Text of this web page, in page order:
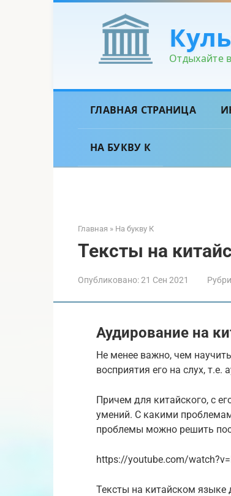
Отдыхайте
ГЛАВНАЯ СТРАНИЦА
НА БУКВУ К
Главная » На букву К
Тексты на
Опубликовано:21 Сен 2021
Аудирование на
Не менее важно, чем
восприятия его на слух,
Причем для китайского, с
умений. С какими
проблемы можно решить
https://youtube.com/
Тексты на китайском